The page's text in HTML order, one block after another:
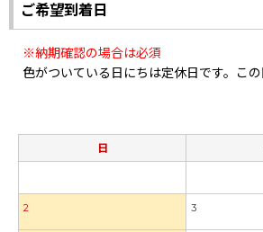
ご希望到着日
※納期確認の場合は必須
色がついている日にちは定休日です。こ
日
2 3